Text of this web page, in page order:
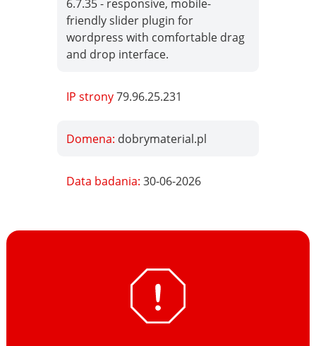
6.7.35 - responsive, mobile-
friendly slider plugin for
wordpress with comfortable drag
and drop interface.
IP strony79.96.25.231
Domena: dobrymaterial.pl
Data badania:30-06-2026